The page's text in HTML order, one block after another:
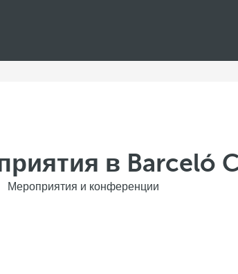
в Barceló
Мероприятия и конференции